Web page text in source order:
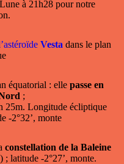
à 21h28 pour notre
Vesta dans le plan
équatorial : elle passe en
;
25m. Longitude écliptique
-2°32’, monte
constellation de la Baleine
latitude -2°27’, monte.